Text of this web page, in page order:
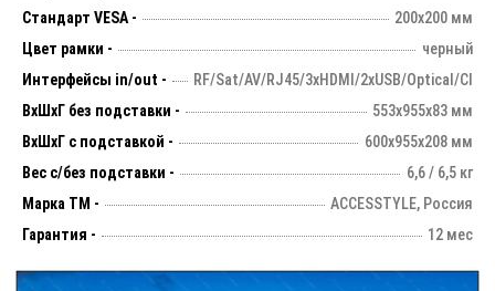
Стандарт VESA -
200х200 мм
Цвет рамки -
черный
Интерфейсы in/out -
RF/Sat/AV/RJ45/3xHDMI/2xUSB/Optical/CI
ВхШхГ без подставки -
553х955х83 мм
ВхШхГ с подставкой -
600х955х208 мм
Вес с/без подставки -
6,6 / 6,5 кг
Марка ТМ -
ACCESSTYLE, Россия
Гарантия -
12 мес